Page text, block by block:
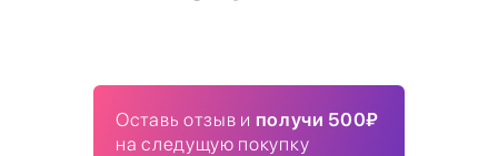
Оставь отзыв и получи 500₽
на следущую покупку